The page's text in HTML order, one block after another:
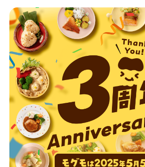
お客様の声
店舗一覧
法人・ビジネスの方へ
モグモマガジン